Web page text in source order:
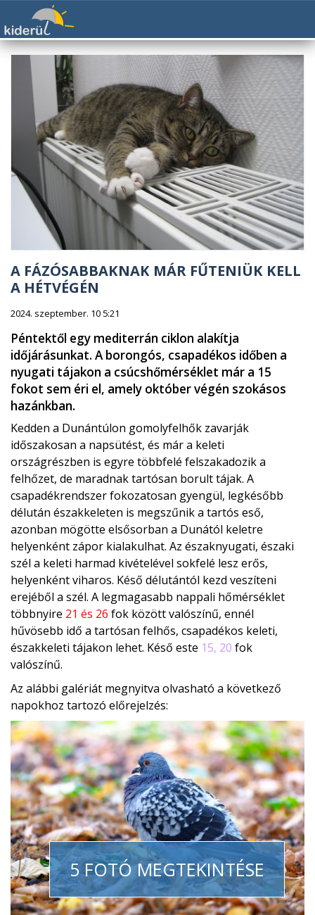
A FÁZÓSABBAKNAK MÁR FŰTENIÜK KELL
A HÉTVÉGÉN
2024. szeptember. 10 5:21
Péntektől egy mediterrán ciklon alakítja
időjárásunkat. A borongós, csapadékos időben a
nyugati tájakon a csúcshőmérséklet már a 15
fokot sem éri el, amely október végén szokásos
hazánkban.
Kedden a Dunántúlon gomolyfelhők zavarják
időszakosan a napsütést, és már a keleti
országrészben is egyre többfelé felszakadozik a
felhőzet, de maradnak tartósan borult tájak. A
csapadékrendszer fokozatosan gyengül, legkésőbb
délután északkeleten is megszűnik a tartós eső,
azonban mögötte elsősorban a Dunától keletre
helyenként zápor kialakulhat. Az északnyugati, északi
szél a keleti harmad kivételével sokfelé lesz erős,
helyenként viharos. Késő délutántól kezd veszíteni
erejéből a szél. A legmagasabb nappali hőmérséklet
többnyire 21 és 26 fok között valószínű, ennél
hűvösebb idő a tartósan felhős, csapadékos keleti,
északkeleti tájakon lehet. Késő este 15, 20 fok
valószínű.
Az alábbi galériát megnyitva olvasható a következő
napokhoz tartozó előrejelzés:
5 FOTÓ MEGTEKINTÉSE